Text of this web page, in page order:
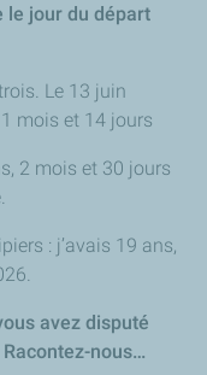
le jour du départ
Le 13 juin
mois et 14 jours
2 mois et 30 jours
: j’avais 19 ans,
avez disputé
nous…